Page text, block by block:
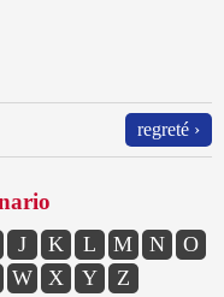
regreté ›
J K L M N
O
W X Y Z